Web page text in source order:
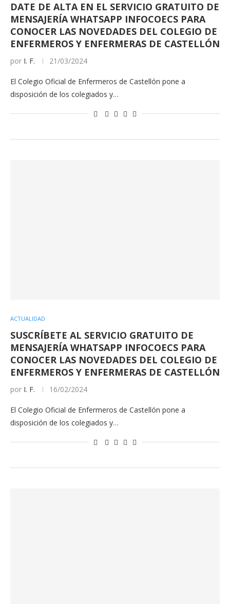
DATE DE ALTA EN EL SERVICIO GRATUITO DE
MENSAJERÍA WHATSAPP INFOCOECS PARA
CONOCER LAS NOVEDADES DEL COLEGIO DE
ENFERMEROS Y ENFERMERAS DE CASTELLÓN
por I. F. 21/03/2024
El Colegio Oficial de Enfermeros de Castellón pone a
disposición de los colegiados y…
ACTUALIDAD
SUSCRÍBETE AL SERVICIO GRATUITO DE
MENSAJERÍA WHATSAPP INFOCOECS PARA
CONOCER LAS NOVEDADES DEL COLEGIO DE
ENFERMEROS Y ENFERMERAS DE CASTELLÓN
por I. F. 16/02/2024
El Colegio Oficial de Enfermeros de Castellón pone a
disposición de los colegiados y…